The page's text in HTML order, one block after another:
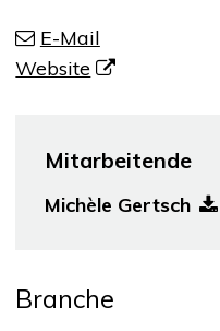
E-Mail
Website
Mitarbeitende
Michèle Gertsch
Branche